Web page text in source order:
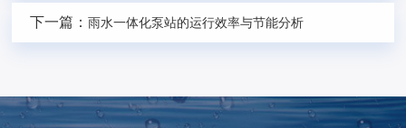
下一篇：雨水一体化泵站的运行效率与节能分析